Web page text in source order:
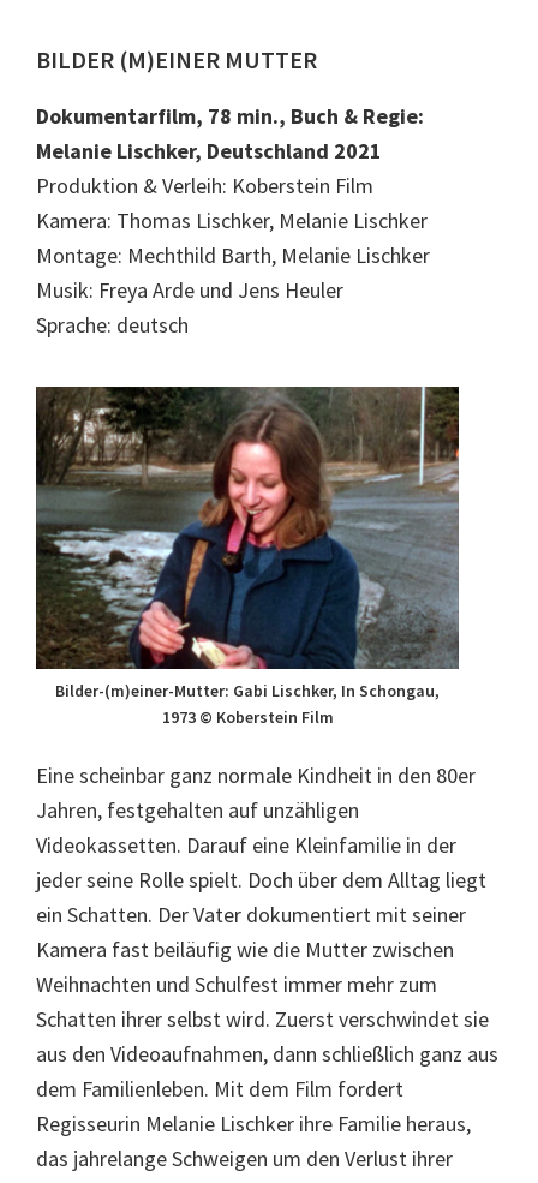
BILDER (M)EINER MUTTER
Dokumentarfilm, 78 min., Buch & Regie:
Melanie Lischker, Deutschland 2021
Produktion & Verleih: Koberstein Film
Kamera: Thomas Lischker, Melanie Lischker
Montage: Mechthild Barth, Melanie Lischker
Musik: Freya Arde und Jens Heuler
Sprache: deutsch
Bilder-(m)einer-Mutter: Gabi Lischker, In Schongau,
1973 © Koberstein Film
Eine scheinbar ganz normale Kindheit in den 80er
Jahren, festgehalten auf unzähligen
Videokassetten. Darauf eine Kleinfamilie in der
jeder seine Rolle spielt. Doch über dem Alltag liegt
ein Schatten. Der Vater dokumentiert mit seiner
Kamera fast beiläufig wie die Mutter zwischen
Weihnachten und Schulfest immer mehr zum
Schatten ihrer selbst wird. Zuerst verschwindet sie
aus den Videoaufnahmen, dann schließlich ganz aus
dem Familienleben. Mit dem Film fordert
Regisseurin Melanie Lischker ihre Familie heraus,
das jahrelange Schweigen um den Verlust ihrer